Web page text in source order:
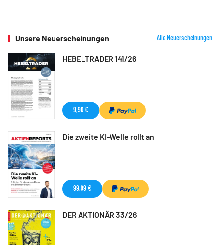
Unsere Neuerscheinungen Alle Neuerscheinungen
HEBELTRADER 141/26
9,90 €
Die zweite KI-Welle rollt an
99,99 €
DER AKTIONÄR 33/26